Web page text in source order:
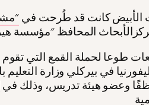
الأبيض كانت قد طُرحت في
طوعا لحملة القمع التي تقوم
في بيركلي وزارة
طالبًا وموظفًا وعضو هيئة تدريس،